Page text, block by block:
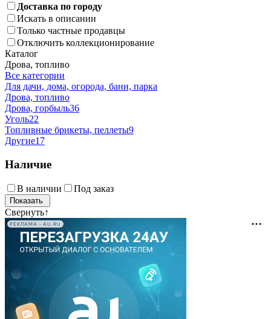
Доставка по городу
Искать в описании
Только частные продавцы
Отключить коллекционирование
Каталог
Дрова, топливо
Все категории
Для дачи, дома, огорода, бани, парка
Дрова, топливо
Дрова, горбыль36
Уголь22
Топливные брикеты, пеллеты9
Другие17
Наличие
В наличии Под заказ
Свернуть↑
РЕКЛАМА • AU.RU